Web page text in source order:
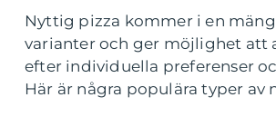
Nyttig pizza kommer i en
varianter och ger möjlighet att
efter individuella preferenser
Här är några populära typer av